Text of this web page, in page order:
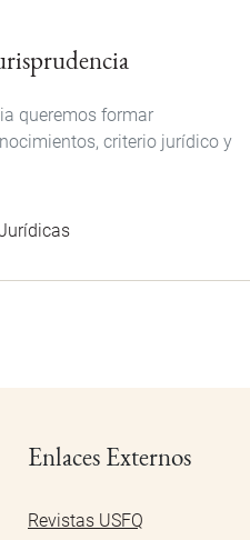
queremos formar
criterio jurídico y
Enlaces Externos
Revistas USFQ